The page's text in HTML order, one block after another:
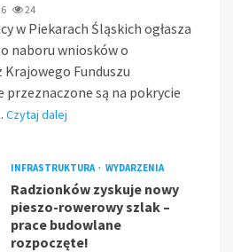
24
w Piekarach Śląskich ogłasza
naboru wniosków o
Funduszu
są na pokrycie
Czytaj dalej
INFRASTRUKTURA WYDARZENIA
Radzionków zyskuje nowy
pieszo-rowerowy szlak –
prace budowlane
rozpoczęte!